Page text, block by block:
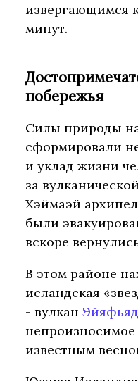
извергающимся
минут.
побережья
Силы природы
сформировали
и уклад жизни
за
Хэймаэй
были
вскоре
В этом районе
исландская
- вулкан
непроизносимое
известным